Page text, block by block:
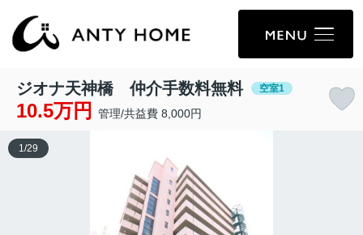
ジオナ天神橋 仲介手数料無料 空室1
10.5万円 管理/共益費 8,000円
1 /29